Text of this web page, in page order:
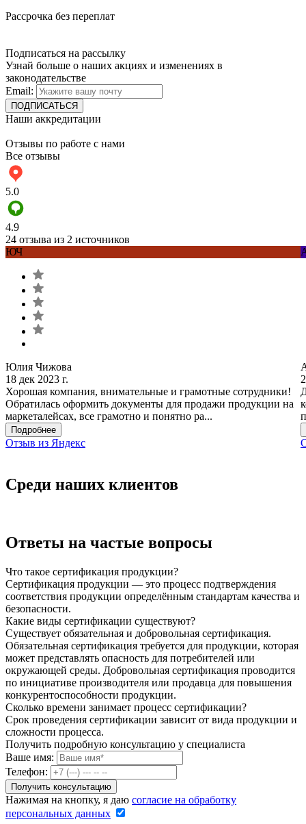
Рассрочка без переплат
Подписаться на рассылку
Узнай больше о наших акциях и изменениях в
законодательстве
Email:
Наши аккредитации
Отзывы по работе с нами
Все отзывы
5.0
4.9
24 отзыва из 2 источников
ЮЧ
Юлия Чижова
18 дек 2023 г.
Хорошая компания, внимательные и грамотные сотрудники!
Обратилась оформить документы для продажи продукции на
маркеталейсах, все грамотно и понятно ра...
Подробнее
Отзыв из Яндекс
Среди наших клиентов
Ответы на частые вопросы
Что такое сертификация продукции?
Сертификация продукции — это процесс подтверждения
соответствия продукции определённым стандартам качества и
безопасности.
Какие виды сертификации существуют?
Существует обязательная и добровольная сертификация.
Обязательная сертификация требуется для продукции, которая
может представлять опасность для потребителей или
окружающей среды. Добровольная сертификация проводится
по инициативе производителя или продавца для повышения
конкурентоспособности продукции.
Сколько времени занимает процесс сертификации?
Срок проведения сертификации зависит от вида продукции и
сложности процесса.
Получить подробную консультацию у специалиста
Ваше имя:
Телефон:
Нажимая на кнопку, я даю согласие на обработку
персональных данных